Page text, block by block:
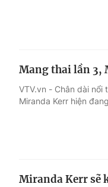
Điện ảnh
Âm nhạc
Sao
Mang thai lần 3,
VTV.vn - Chân dài
Miranda Kerr hiện
Miranda Kerr sẽ